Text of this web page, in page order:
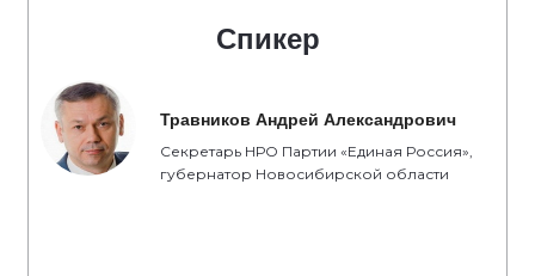
Спикер
Травников Андрей Александрович
Секретарь НРО Партии «Единая Россия»,
губернатор Новосибирской области